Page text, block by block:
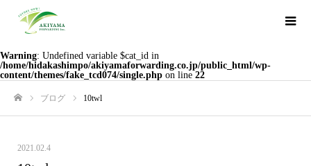
Warning: Undefined variable $cat_id in
/home/hidakashimpo/akiyamaforwarding.co.jp/public_html/wp-
content/themes/fake_tcd074/single.php on line 22
ブログ 10twl
2021.02.4